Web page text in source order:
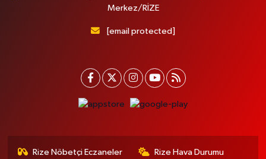
Merkez/RİZE
[email protected]
Rize Nöbetçi Eczaneler Rize Hava Durumu